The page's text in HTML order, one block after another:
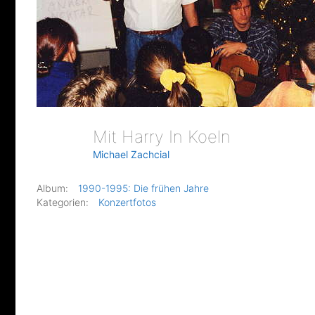
Mit Harry In Koeln
Michael Zachcial
Album:
1990-1995: Die frühen Jahre
Kategorien:
Konzertfotos